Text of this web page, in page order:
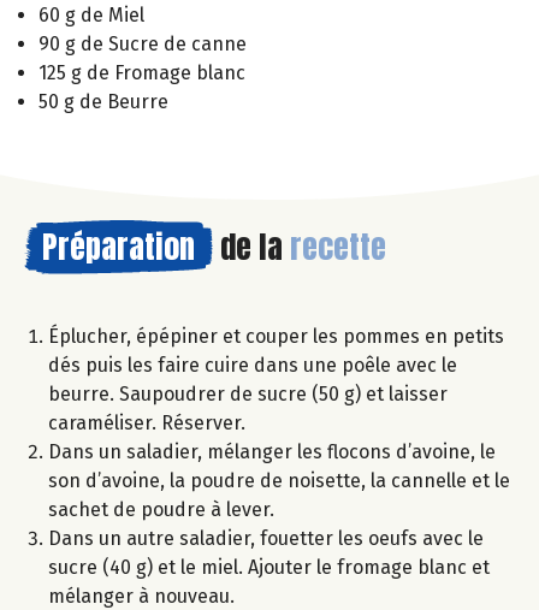
60 g de Miel
90 g de Sucre de canne
125 g de Fromage blanc
50 g de Beurre
Préparation de la recette
Éplucher, épépiner et couper les pommes en petits
dés puis les faire cuire dans une poêle avec le
beurre. Saupoudrer de sucre (50 g) et laisser
caraméliser. Réserver.
Dans un saladier, mélanger les flocons d’avoine, le
son d’avoine, la poudre de noisette, la cannelle et le
sachet de poudre à lever.
Dans un autre saladier, fouetter les oeufs avec le
sucre (40 g) et le miel. Ajouter le fromage blanc et
mélanger à nouveau.